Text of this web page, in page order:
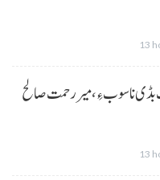
13
بڈی نا سوب ءِ،میر رحمت صالح
13